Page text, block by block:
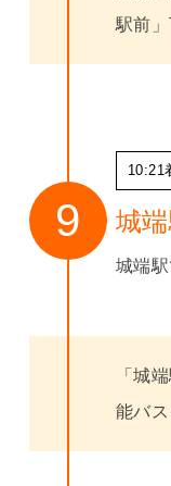
駅前
城
城端
「城
能バ